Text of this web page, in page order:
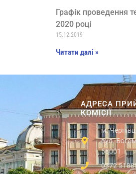
Графік проведення
2020 році
15.12.2019
Читати далі »
АДРЕСА
КОМІСІЇ
м.
вул.
58001
0372